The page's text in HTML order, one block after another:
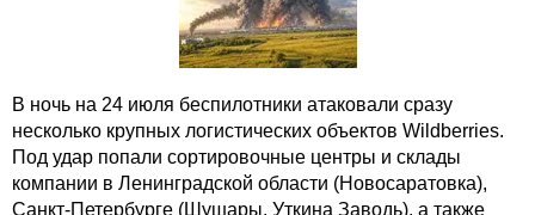
В ночь на 24 июля беспилотники атаковали сразу
несколько крупных логистических объектов Wildberries.
Под удар попали сортировочные центры и склады
компании в Ленинградской области (Новосаратовка),
Санкт-Петербурге (Шушары, Уткина Заводь), а также